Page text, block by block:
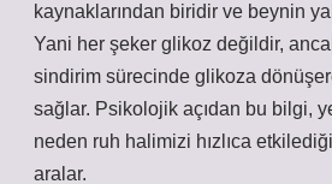
kaynaklarından biridir ve beynin
Yani her şeker glikoz değildir,
sindirim sürecinde glikoza
sağlar. Psikolojik açıdan bu bilgi,
neden ruh halimizi hızlıca
aralar.